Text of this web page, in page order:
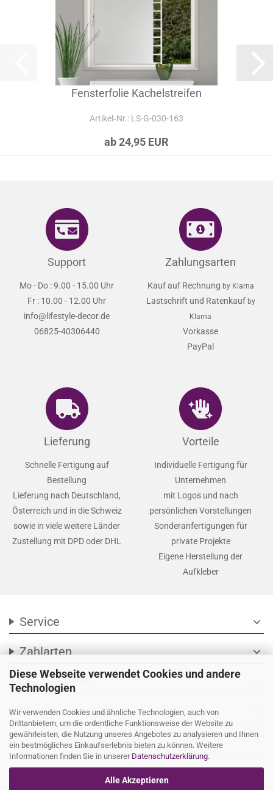
Diese Webseite verwendet Cookies und andere
Technologien
Wir verwenden Cookies und ähnliche Technologien, auch von
Drittanbietern, um die ordentliche Funktionsweise der Website zu
gewährleisten, die Nutzung unseres Angebotes zu analysieren und Ihnen
ein bestmögliches Einkaufserlebnis bieten zu können. Weitere
Informationen finden Sie in unserer Datenschutzerklärung.
Alle Akzeptieren
Fensterfolie Kachelstreifen
Artikel‑Nr.: LS-G-030-163
ab 24,95 EUR
Support
Mo - Do : 9.00 - 15.00 Uhr
Fr : 10.00 - 12.00 Uhr
info@lifestyle-decor.de
06825-40306440
Zahlungsarten
Kauf auf Rechnung by Klarna
Lastschrift und Ratenkauf by
Klarna
Vorkasse
PayPal
Lieferung
Schnelle Fertigung auf
Bestellung
Lieferung nach Deutschland,
Österreich und in die Schweiz
sowie in viele weitere Länder
Zustellung mit DPD oder DHL
Vorteile
Individuelle Fertigung für
Unternehmen
mit Logos und nach
persönlichen Vorstellungen
Sonderanfertigungen für
private Projekte
Eigene Herstellung der
Aufkleber
Service expand_more
Zahlarten expand_more
Social Media
Wir versenden mit
Ihre persönliche Seite expand_more